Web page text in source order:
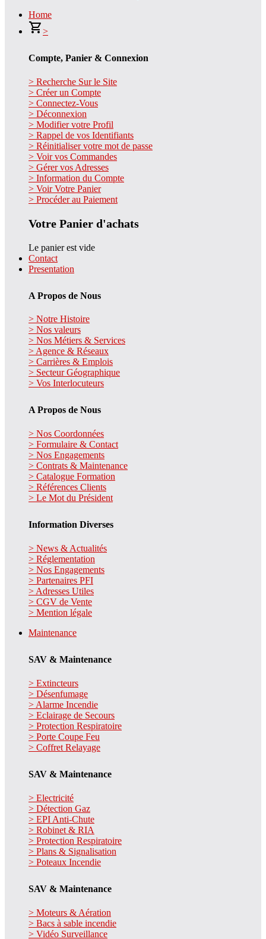
Home
>
Compte, Panier & Connexion
> Recherche Sur le Site
> Créer un Compte
> Connectez-Vous
> Déconnexion
> Modifier votre Profil
> Rappel de vos Identifiants
> Réinitialiser votre mot de passe
> Voir vos Commandes
> Gérer vos Adresses
> Information du Compte
> Voir Votre Panier
> Procéder au Paiement
Votre Panier d'achats
Le panier est vide
Contact
Presentation
A Propos de Nous
> Notre Histoire
> Nos valeurs
> Nos Métiers & Services
> Agence & Réseaux
> Carrières & Emplois
> Secteur Géographique
> Vos Interlocuteurs
A Propos de Nous
> Nos Coordonnées
> Formulaire & Contact
> Nos Engagements
> Contrats & Maintenance
> Catalogue Formation
> Références Clients
> Le Mot du Président
Information Diverses
> News & Actualités
> Réglementation
> Nos Engagements
> Partenaires PFI
> Adresses Utiles
> CGV de Vente
> Mention légale
Maintenance
SAV & Maintenance
> Extincteurs
> Désenfumage
> Alarme Incendie
> Eclairage de Secours
> Protection Respiratoire
> Porte Coupe Feu
> Coffret Relayage
SAV & Maintenance
> Electricité
> Détection Gaz
> EPI Anti-Chute
> Robinet & RIA
> Protection Respiratoire
> Plans & Signalisation
> Poteaux Incendie
SAV & Maintenance
> Moteurs & Aération
> Bacs à sable incendie
> Vidéo Surveillance